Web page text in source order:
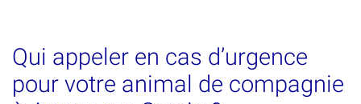
Qui appeler en cas d’urgence
pour votre animal de compagnie